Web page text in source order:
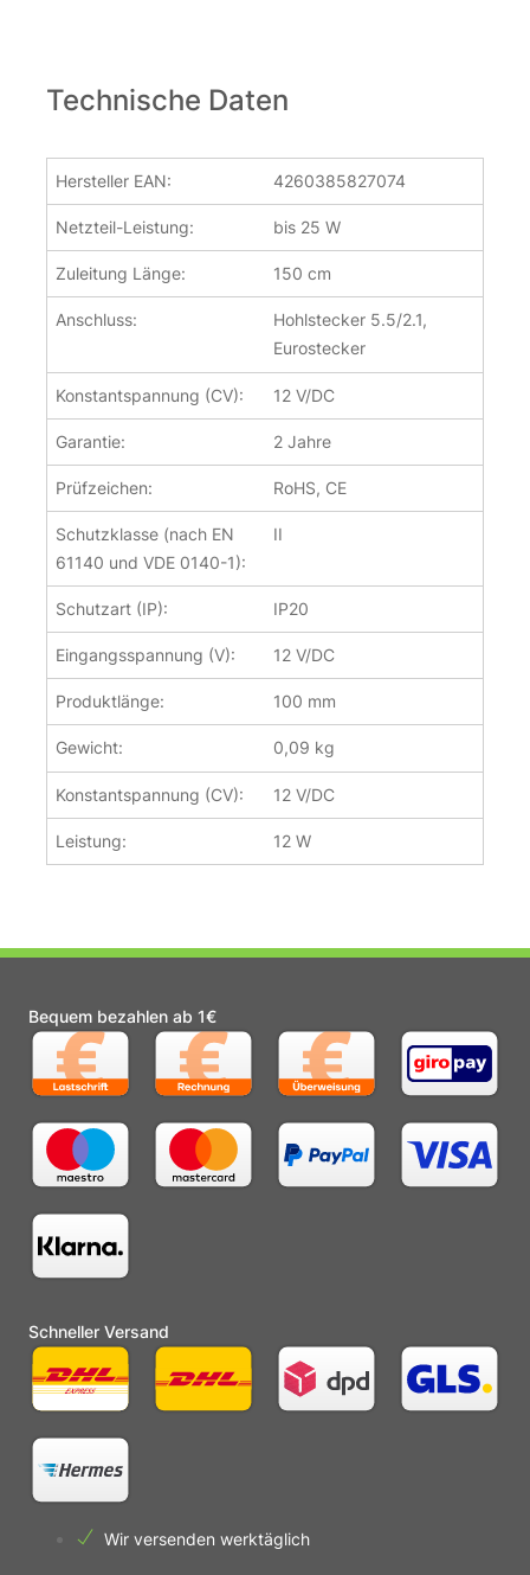
Technische Daten
Hersteller EAN: 4260385827074
Netzteil-Leistung: bis 25 W
Zuleitung Länge: 150 cm
Anschluss:
Hohlstecker 5.5/2.1,
Eurostecker
Konstantspannung (CV): 12 V/DC
Garantie: 2 Jahre
Prüfzeichen: RoHS, CE
Schutzklasse (nach EN
61140 und VDE 0140-1):
II
Schutzart (IP): IP20
Eingangsspannung (V): 12 V/DC
Produktlänge: 100 mm
Gewicht: 0,09 kg
Konstantspannung (CV): 12 V/DC
Leistung: 12 W
Bequem bezahlen ab 1€
Schneller Versand
Wir versenden werktäglich